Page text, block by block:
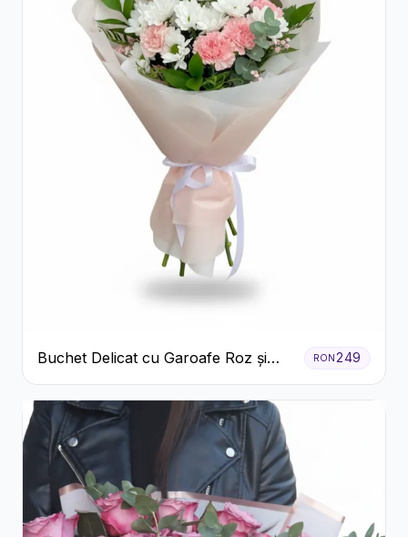
Buchet Delicat cu Garoafe Roz și
Crizanteme Albe
RON249